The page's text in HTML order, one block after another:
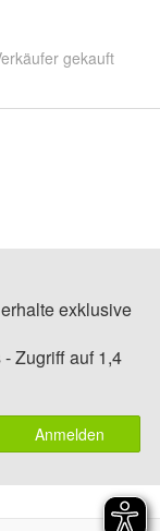
gekauft
exklusive
Zugriff auf 1,4
Anmelden